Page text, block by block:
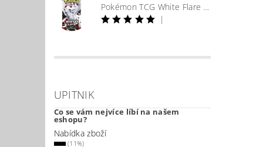
Pokémon TCG White Flare Booster
|
UPITNIK
Co se vám nejvíce líbí na našem
eshopu?
Nabídka zboží
(11%)